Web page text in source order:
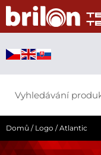
Přeskočit
obsah
Domů / Logo / Atlantic